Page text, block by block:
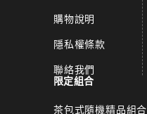
購物說明
隱私權條款
聯絡我們
限定組合
茶包式隨機精品組合